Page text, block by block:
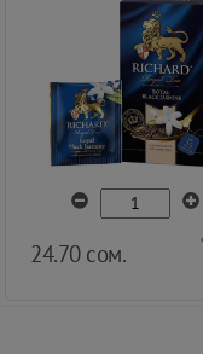
24.70 сом.